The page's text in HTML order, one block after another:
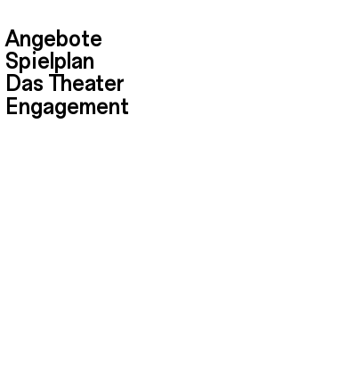
Angebote
Spielplan
Das Theater
Engagement